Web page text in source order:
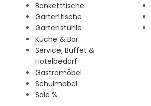
Banketttische
Gartentische
Gartenstühle
Küche & Bar
Service, Buffet &
Hotelbedarf
Gastromöbel
Schulmöbel
Sale %